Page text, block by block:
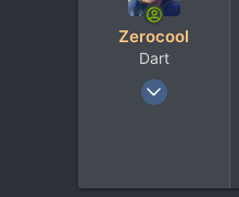
Zerocool
Dart
18 Май 2003